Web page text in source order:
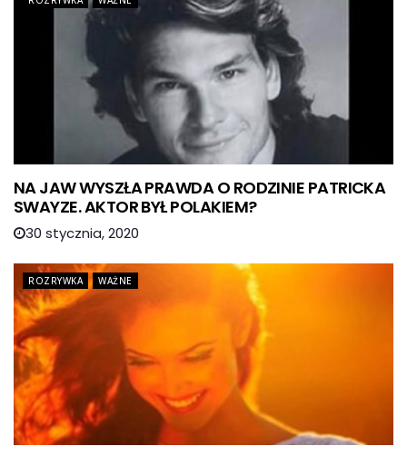
NA JAW WYSZŁA PRAWDA O RODZINIE PATRICKA
SWAYZE. AKTOR BYŁ POLAKIEM?
30 stycznia, 2020
ROZRYWKA WAŻNE